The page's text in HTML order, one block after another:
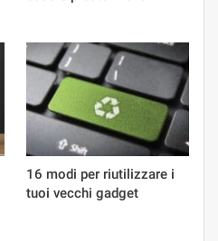
16 modi per riutilizzare i
tuoi vecchi gadget